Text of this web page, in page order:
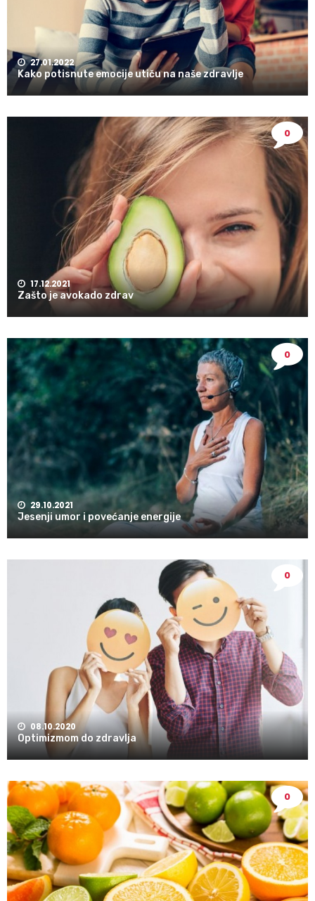
27.01.2022
Kako potisnute emocije utiču na naše zdravlje
0
17.12.2021
Zašto je avokado zdrav
0
29.10.2021
Jesenji umor i povećanje energije
0
08.10.2020
Optimizmom do zdravlja
0